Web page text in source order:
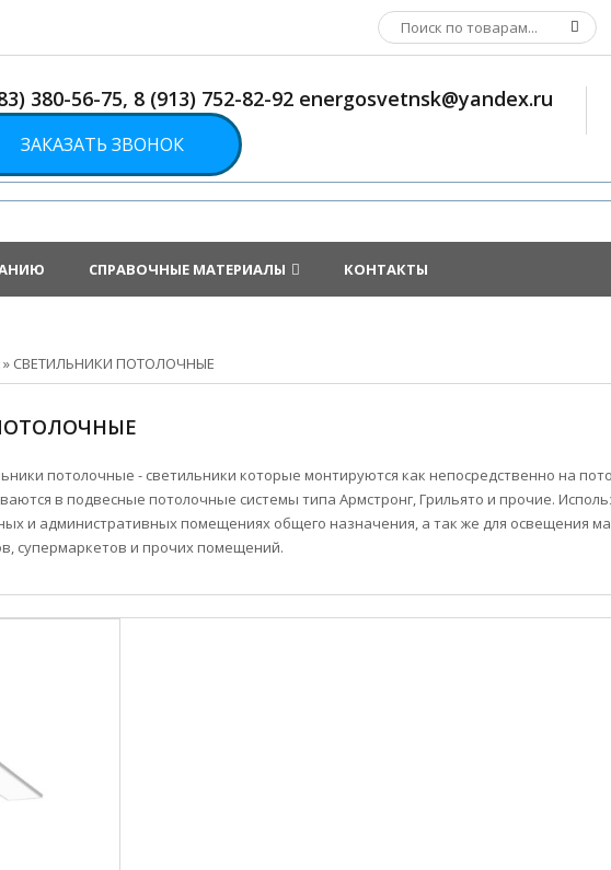
380-56-75, 8 (913) 752-82-92 energosvetnsk@yandex.ru
ЗАКАЗАТЬ ЗВОНОК
СПРАВОЧНЫЕ МАТЕРИАЛЫ КОНТАКТЫ
» СВЕТИЛЬНИКИ ПОТОЛОЧНЫЕ
потолочные - светильники которые монтируются как непосредственно на
в подвесные потолочные системы типа Армстронг, Грильято и прочие.
и административных помещениях общего назначения, а так же для освещения
супермаркетов и прочих помещений.